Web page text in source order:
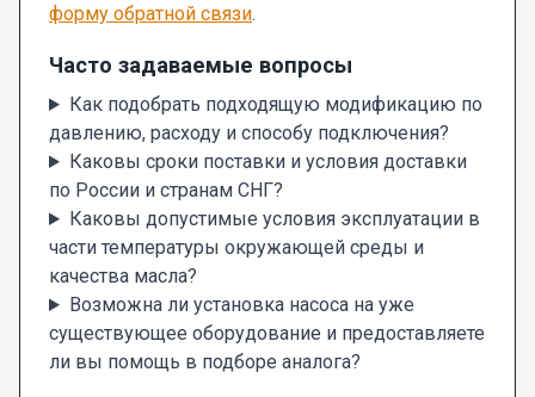
форму обратной связи.
Часто задаваемые вопросы
Как подобрать подходящую модификацию по
давлению, расходу и способу подключения?
Каковы сроки поставки и условия доставки
по России и странам СНГ?
Каковы допустимые условия эксплуатации в
части температуры окружающей среды и
качества масла?
Возможна ли установка насоса на уже
существующее оборудование и предоставляете
ли вы помощь в подборе аналога?